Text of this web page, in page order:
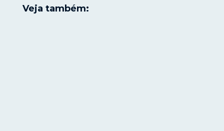
Veja também: